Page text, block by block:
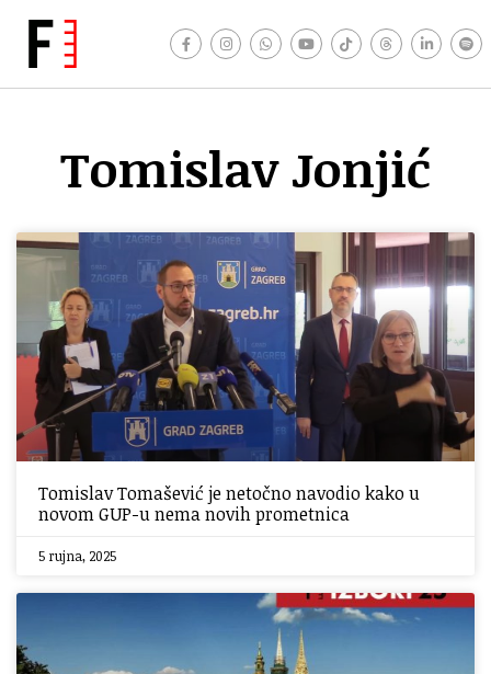
Tomislav Jonjić
Tomislav Tomašević je netočno navodio kako u
novom GUP-u nema novih prometnica
5 rujna, 2025